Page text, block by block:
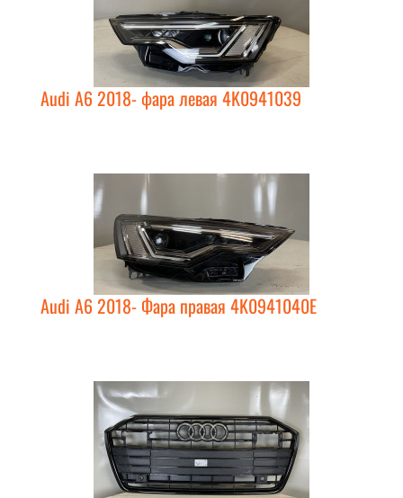
Audi A6 2018- фара левая 4K0941039
Audi A6 2018- Фара правая 4K0941040E